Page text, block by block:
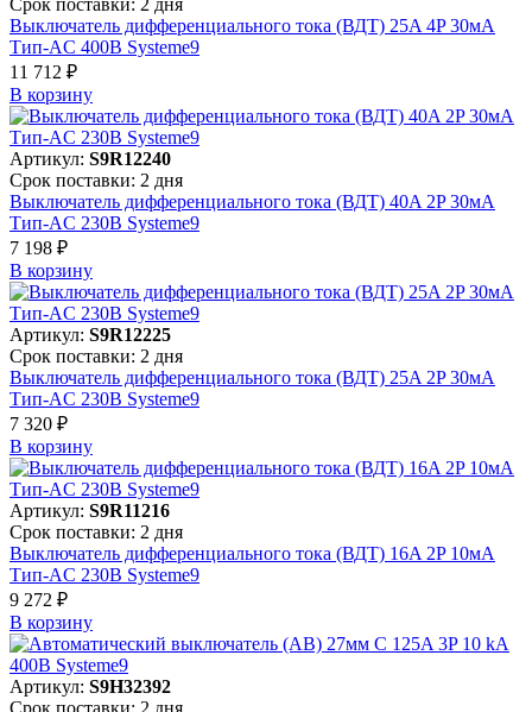
Срок поставки: 2 дня
Выключатель дифференциального тока (ВДТ) 25A 4P 30мА
Тип-AC 400В Systeme9
11 712 ₽
В корзинy
Артикул: S9R12240
Срок поставки: 2 дня
Выключатель дифференциального тока (ВДТ) 40A 2P 30мА
Тип-AC 230В Systeme9
7 198 ₽
В корзинy
Артикул: S9R12225
Срок поставки: 2 дня
Выключатель дифференциального тока (ВДТ) 25A 2P 30мА
Тип-AC 230В Systeme9
7 320 ₽
В корзинy
Артикул: S9R11216
Срок поставки: 2 дня
Выключатель дифференциального тока (ВДТ) 16A 2P 10мА
Тип-AC 230В Systeme9
9 272 ₽
В корзинy
Артикул: S9H32392